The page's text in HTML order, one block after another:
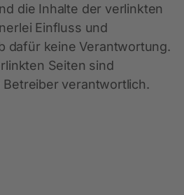
die Inhalte der verlinkten
Einfluss und
dafür keine Verantwortung.
Seiten sind
verantwortlich.